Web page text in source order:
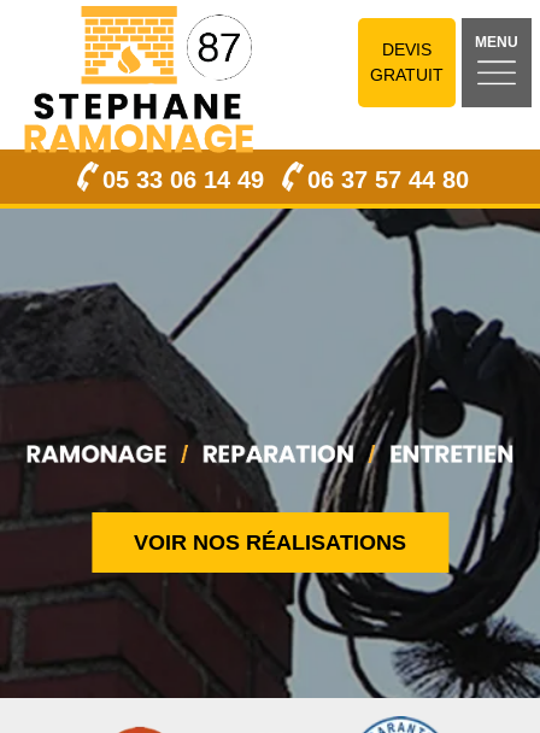
DEVIS
GRATUIT
MENU
05 33 06 14 49 06 37 57 44 80
VOIR NOS RÉALISATIONS